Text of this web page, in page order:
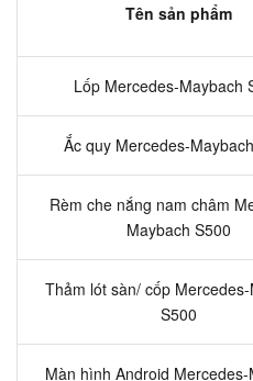
Tên sản phẩm
Lốp Mercedes-Maybach
Ắc quy Mercedes-
Rèm che nắng nam châm
Maybach S500
Thảm lót sàn/ cốp
S500
Màn hình Android Mercedes-